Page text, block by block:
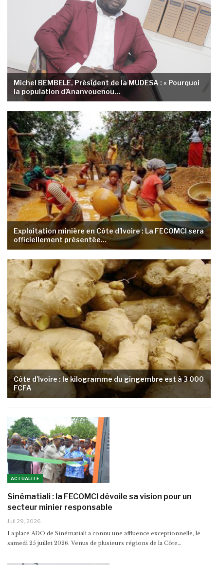
Michel BEMBELE, Président de la MUDESA : « Pourquoi
la population d’Ananvouenou…
Exploitation minière en Côte d’Ivoire : La FECOMCI sera
officiellement présentée…
Côte d’Ivoire : le kilogramme du gingembre est à 3 000
FCFA
ACTUALITE
Sinématiali : la FECOMCI dévoile sa vision pour un
secteur minier responsable
Juil 29, 2026
La place ADO de Sinématiali a connu une affluence exceptionnelle, le
samedi 25 juillet 2026. Venus de plusieurs régions de la Côte…